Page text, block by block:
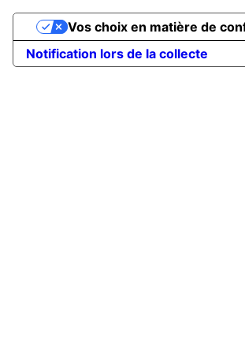
Notification lors de la collecte
Vos choix en matière de